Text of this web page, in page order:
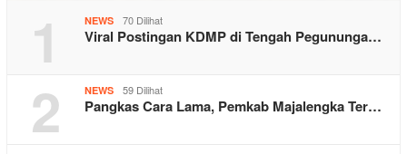
1 NEWS 70 Dilihat
Viral Postingan KDMP di Tengah Pegununga…
2 NEWS 59 Dilihat
Pangkas Cara Lama, Pemkab Majalengka Ter…